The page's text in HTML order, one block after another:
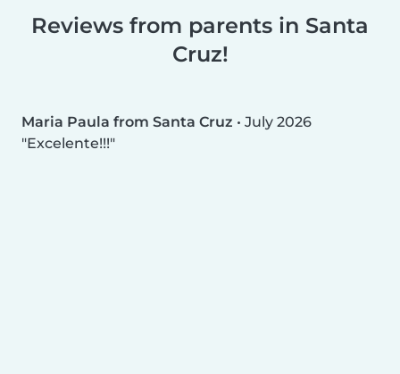
Reviews from parents in Santa
Cruz!
Maria Paula from Santa Cruz • July 2026
Excelente!!!